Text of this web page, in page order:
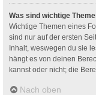
Was sind wichtige
Wichtige Themen eines
sind nur auf der ersten
Inhalt, weswegen du sie
hängt es von deinen
kannst oder nicht; die
Nach oben